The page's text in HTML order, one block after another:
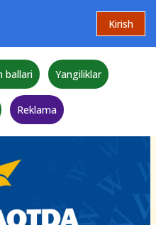
Kirish
ballari Yangiliklar
Reklama